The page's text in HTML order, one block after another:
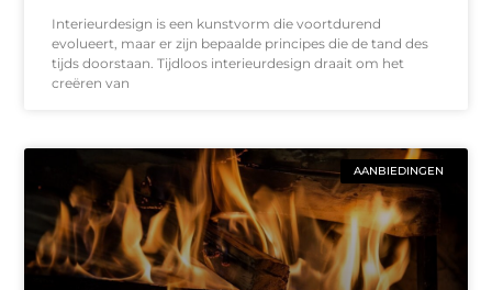
Interieurdesign is een kunstvorm die voortdurend
evolueert, maar er zijn bepaalde principes die de tand des
tijds doorstaan. Tijdloos interieurdesign draait om het
creëren van
AANBIEDINGEN